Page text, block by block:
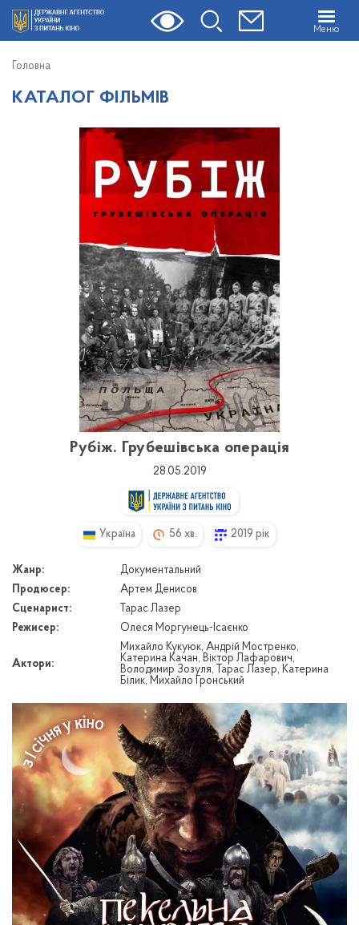
Меню
Головна
КАТАЛОГ ФІЛЬМІВ
Рубіж. Грубешівська операція
28.05.2019
Україна 56 хв. 2019 рік
Жанр:
Документальний
Продюсер:
Артем Денисов
Сценарист:
Тарас Лазер
Режисер:
Олеся Моргунець-Ісаєнко
Актори:
Михайло Кукуюк, Андрій Мостренко,
Катерина Качан, Віктор Лафарович,
Володимир Зозуля, Тарас Лазер, Катерина
Білик, Михайло Гронський